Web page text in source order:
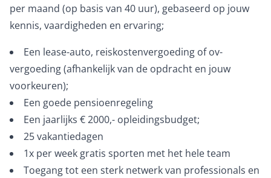
per maand (op basis van 40 uur), gebaseerd op jouw
kennis, vaardigheden en ervaring;
Een lease-auto, reiskostenvergoeding of ov-
vergoeding (afhankelijk van de opdracht en jouw
voorkeuren);
Een goede pensioenregeling
Een jaarlijks € 2000,- opleidingsbudget;
25 vakantiedagen
1x per week gratis sporten met het hele team
Toegang tot een sterk netwerk van professionals en